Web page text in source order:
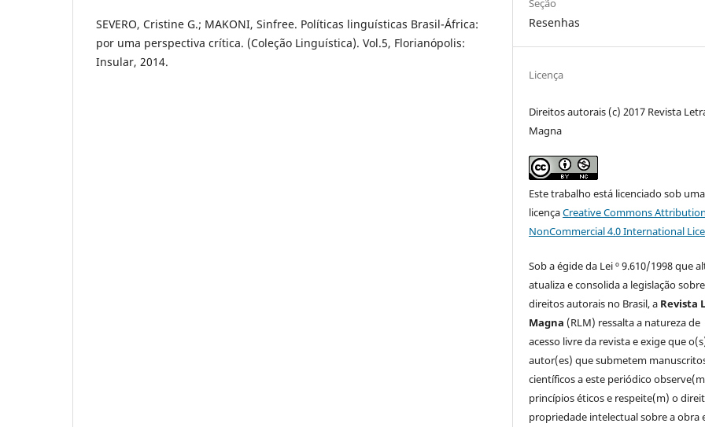
SEVERO, Cristine G.; MAKONI, Sinfree. Políticas linguísticas Brasil-África:
por uma perspectiva crítica. (Coleção Linguística). Vol.5, Florianópolis:
Insular, 2014.
Seção
Resenhas
Licença
Direitos autorais (c) 2017 Revista
Magna
Este trabalho está licenciado sob uma
licençaCreative Commons
NonCommercial 4.0 International
Sob a égide da Lei º 9.610/1998 que
atualiza e consolida a legislação sobre
direitos autorais no Brasil, a Revista
Magna (RLM) ressalta a natureza de
acesso livre da revista e exige que
autor(es) que submetem
científicos a este periódico
princípios éticos e respeite(m) o
propriedade intelectual sobre a obra